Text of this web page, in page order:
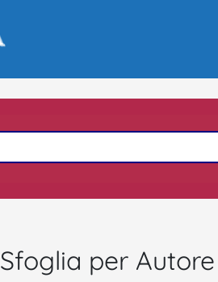
Sfoglia per Autore